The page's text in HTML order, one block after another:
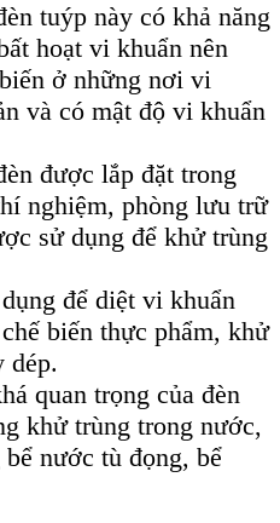
tuýp này có khả năng
hoạt vi khuẩn nên
ở những nơi vi
và có mật độ vi khuẩn
được lắp đặt trong
nghiệm, phòng lưu trữ
sử dụng để khử trùng
để diệt vi khuẩn
biến thực phẩm, khử
dép.
quan trọng của đèn
khử trùng trong nước,
nước tù đọng, bể